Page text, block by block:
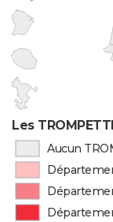
Les
Aucun